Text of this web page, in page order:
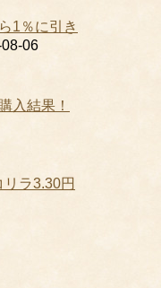
1％に引き
06
入結果！
ラ3.30円